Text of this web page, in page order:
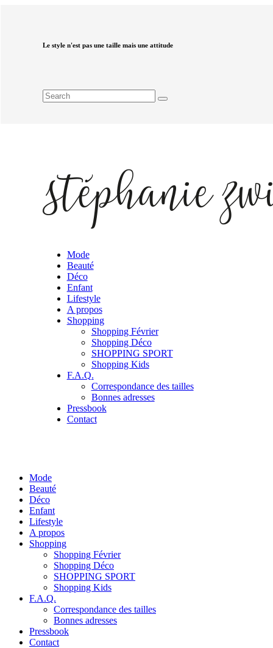
Le style n'est pas une taille mais une attitude
Mode
Beauté
Déco
Enfant
Lifestyle
A propos
Shopping
Shopping Février
Shopping Déco
SHOPPING SPORT
Shopping Kids
F.A.Q.
Correspondance des tailles
Bonnes adresses
Pressbook
Contact
Mode
Beauté
Déco
Enfant
Lifestyle
A propos
Shopping
Shopping Février
Shopping Déco
SHOPPING SPORT
Shopping Kids
F.A.Q.
Correspondance des tailles
Bonnes adresses
Pressbook
Contact